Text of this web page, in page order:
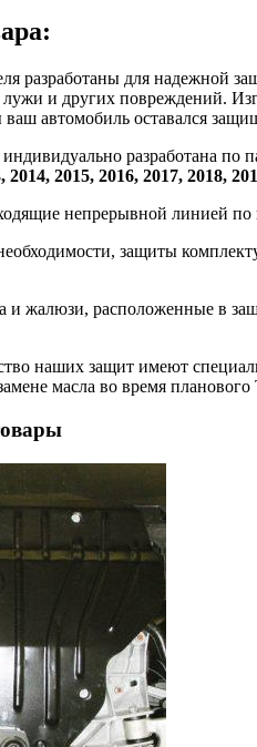
разработаны для надежной
и других повреждений.
ваш автомобиль оставался
разработана по
2014, 2015, 2016, 2017, 2018,
непрерывной линией
защиты
жалюзи, расположенные в
наших защит имеют
масла во время